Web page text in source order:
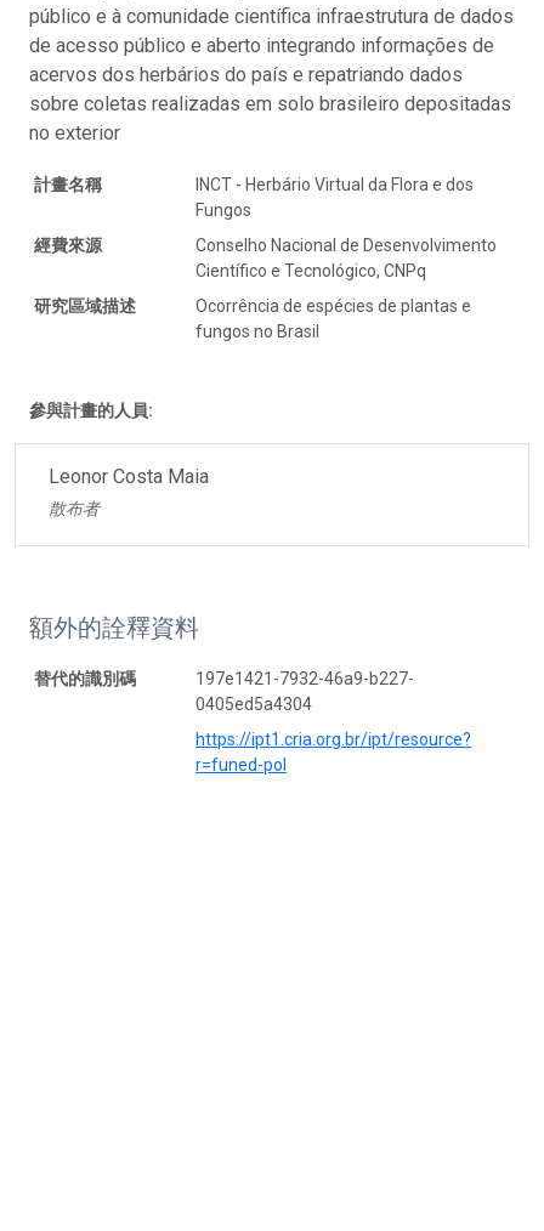
público e à comunidade científica infraestrutura de dados
de acesso público e aberto integrando informações de
acervos dos herbários do país e repatriando dados
sobre coletas realizadas em solo brasileiro depositadas
no exterior
計畫名稱
INCT - Herbário Virtual da Flora e dos
Fungos
經費來源
Conselho Nacional de Desenvolvimento
Científico e Tecnológico, CNPq
研究區域描述
Ocorrência de espécies de plantas e
fungos no Brasil
參與計畫的人員:
Leonor Costa Maia
散布者
額外的詮釋資料
替代的識別碼
197e1421-7932-46a9-b227-
0405ed5a4304
https://ipt1.cria.org.br/ipt/resource?
r=funed-pol